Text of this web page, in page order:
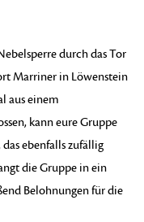
durch das Tor
Marriner in Löwenstein
aus einem
kann eure Gruppe
ebenfalls zufällig
die Gruppe in ein
Belohnungen für die